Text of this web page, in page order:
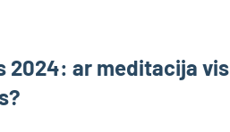
2024: ar meditacija vis